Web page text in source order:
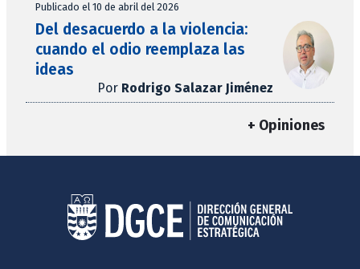
Publicado el 10 de abril del 2026
Del desacuerdo a la violencia:
cuando el odio reemplaza las
ideas
Por Rodrigo Salazar Jiménez
+ Opiniones